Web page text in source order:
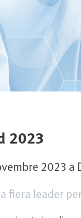
2023
2023
fiera leader